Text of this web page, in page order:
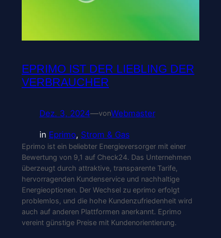
EPRIMO IST DER LIEBLING DER
VERBRAUCHER
Dez. 3, 2024—vonWebmaster
in Eprimo, Strom & Gas
Eprimo ist ein beliebter Energieversorger mit einer
Bewertung von 9,1 auf Check24. Das Unternehmen
überzeugt durch attraktive, transparente Tarife,
hervorragenden Kundenservice und nachhaltige
Energieoptionen. Der Wechsel zu eprimo erfolgt
problemlos, und die hohe Kundenzufriedenheit wird
auch auf anderen Plattformen anerkannt. Eprimo
vereint günstige Preise mit Kundenorientierung.